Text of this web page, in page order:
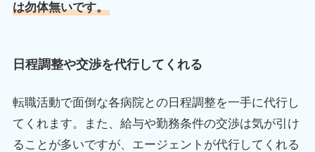
は勿体無いです。
日程調整や交渉を代行してくれる
転職活動で面倒な各病院との日程調整を一手に代行し
てくれます。また、給与や勤務条件の交渉は気が引け
ることが多いですが、エージェントが代行してくれる